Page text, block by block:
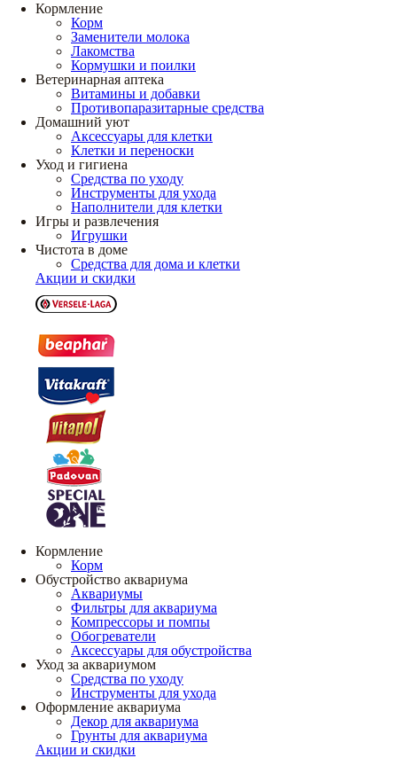
Кормление
Корм
Заменители молока
Лакомства
Кормушки и поилки
Ветеринарная аптека
Витамины и добавки
Противопаразитарные средства
Домашний уют
Аксессуары для клетки
Клетки и переноски
Уход и гигиена
Средства по уходу
Инструменты для ухода
Наполнители для клетки
Игры и развлечения
Игрушки
Чистота в доме
Средства для дома и клетки
Акции и скидки
Кормление
Корм
Обустройство аквариума
Аквариумы
Фильтры для аквариума
Компрессоры и помпы
Обогреватели
Аксессуары для обустройства
Уход за аквариумом
Средства по уходу
Инструменты для ухода
Оформление аквариума
Декор для аквариума
Грунты для аквариума
Акции и скидки